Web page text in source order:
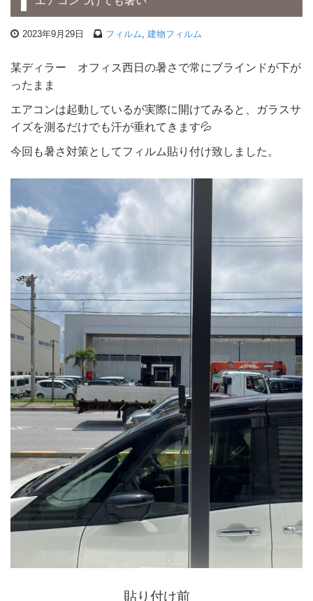
2023年9月29日 フィルム 建物フィルム
某ディラー オフィス西日の暑さで常にブラインドが下が
ったまま
エアコンは起動しているが実際に開けてみると、ガラスサ
イズを測るだけでも汗が垂れてきます💦
今回も暑さ対策としてフィルム貼り付け致しました。
貼り付け前